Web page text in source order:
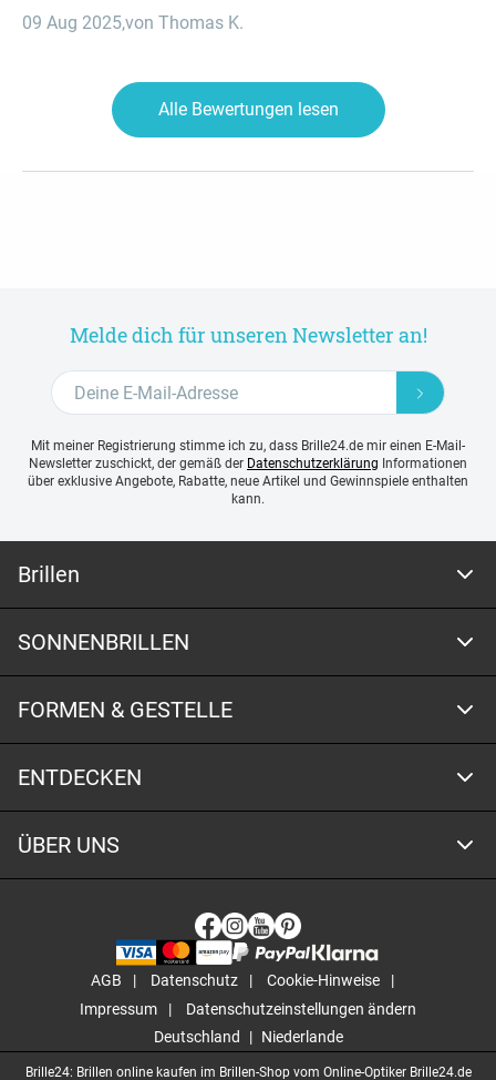
09 Aug 2025,von Thomas K.
Alle Bewertungen lesen
Melde dich für unseren Newsletter an!
Mit meiner Registrierung stimme ich zu, dass Brille24.de mir einen E-Mail-
Newsletter zuschickt, der gemäß der Datenschutzerklärung Informationen
über exklusive Angebote, Rabatte, neue Artikel und Gewinnspiele enthalten
kann.
Brillen
SONNENBRILLEN
FORMEN & GESTELLE
ENTDECKEN
ÜBER UNS
AGB Datenschutz
Cookie-Hinweise
Impressum
Datenschutzeinstellungen ändern
Deutschland
Niederlande
Brille24: Brillen online kaufen im Brillen-Shop vom Online-Optiker Brille24.de